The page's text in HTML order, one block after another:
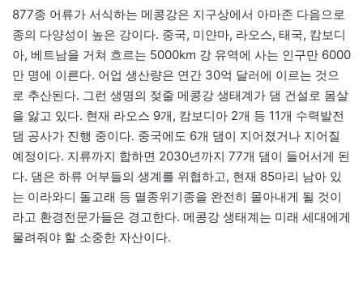
877종 어류가 서식하는 메콩강은 지구상에서 아마존 다음으로
종의 다양성이 높은 강이다. 중국, 미얀마, 라오스, 태국, 캄보디
아, 베트남을 거쳐 흐르는 5000km 강 유역에 사는 인구만 6000
만 명에 이른다. 어업 생산량은 연간 30억 달러에 이르는 것으
로 추산된다. 그런 생명의 젖줄 메콩강 생태계가 댐 건설로 몸살
을 앓고 있다. 현재 라오스 9개, 캄보디아 2개 등 11개 수력발전
댐 공사가 진행 중이다. 중국에도 6개 댐이 지어졌거나 지어질
예정이다. 지류까지 합하면 2030년까지 77개 댐이 들어서게 된
다. 댐은 하류 어부들의 생계를 위협하고, 현재 85마리 남아 있
는 이라와디 돌고래 등 멸종위기종을 완전히 몰아내게 될 것이
라고 환경전문가들은 경고한다. 메콩강 생태계는 미래 세대에게
물려줘야 할 소중한 자산이다.